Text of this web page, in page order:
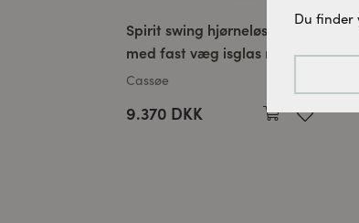
Tekniske
Disse
denne
Tracking-
For
Disse
Du finder
Spirit swing hjørneløsning
med fast væg isglas mat
sort 100 x 100 CM
Cassøe
9.370 DKK